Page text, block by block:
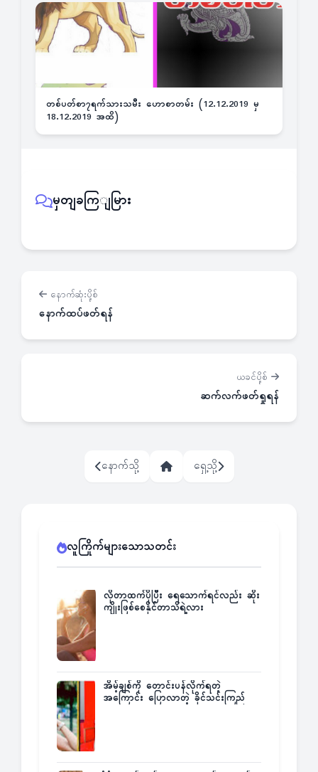
တစ်ပတ်စာ၇ရက်သားသမီး ဟောစာတမ်း (12.12.2019 မှ
18.12.2019 အထိ)
မှတျခကြျမြား
နောက်ဆုံးပို့စ်
နောက်ထပ်ဖတ်ရန်
ယခင်ပို့စ်
ဆက်လက်ဖတ်ရှုရန်
နောက်သို့ ရှေ့သို့
လူကြိုက်များသောသတင်း
လိုတာထက်ပိုပြီး ရေသောက်ရင်လည်း ဆိုး
ကျိုးဖြစ်စေနိုင်တာသိရဲ့လား
အိမ့်ချစ်ကို တောင်းပန်လိုက်ရတဲ့
အကြောင်း ပြောလာတဲ့ ခိုင်သင်းကြည်